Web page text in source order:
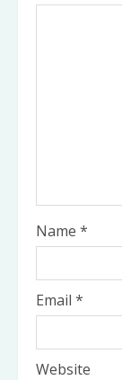
Name *
Email *
Website